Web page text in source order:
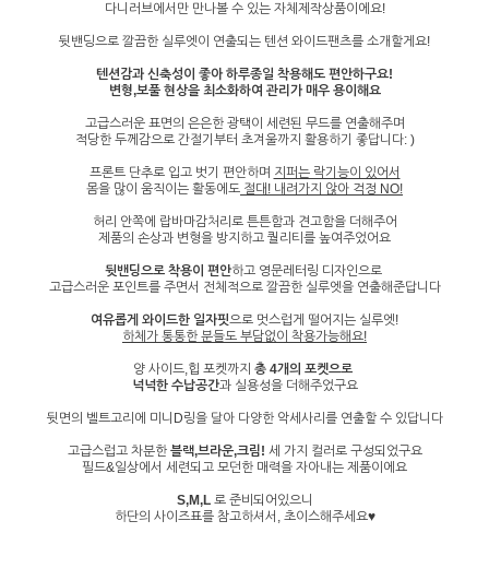
다니러브에서만 만나볼 수 있는 자체제작상품이에요!
뒷밴딩으로 깔끔한 실루엣이 연출되는 텐션 와이드팬츠를 소개할게요!
텐션감과 신축성이 좋아 하루종일 착용해도 편안하구요!
변형,보풀 현상을 최소화하여 관리가 매우 용이해요
고급스러운 표면의 은은한 광택이 세련된 무드를 연출해주며
적당한 두께감으로 간절기부터 초겨울까지 활용하기 좋답니다: )
프론트 단추로 입고 벗기 편안하며 지퍼는 락기능이 있어서
몸을 많이 움직이는 활동에도 절대! 내려가지 않아 걱정 NO!
허리 안쪽에 랍바마감처리로 튼튼함과 견고함을 더해주어
제품의 손상과 변형을 방지하고 퀄리티를 높여주었어요
뒷밴딩으로 착용이 편안하고 영문레터링 디자인으로
고급스러운 포인트를 주면서 전체적으로 깔끔한 실루엣을 연출해준답니다
여유롭게 와이드한 일자핏으로 멋스럽게 떨어지는 실루엣!
하체가 통통한 분들도 부담없이 착용가능해요!
양 사이드,힙 포켓까지 총 4개의 포켓으로
넉넉한 수납공간과 실용성을 더해주었구요
뒷면의 벨트고리에 미니D링을 달아 다양한 악세사리를 연출할 수 있답니다
고급스럽고 차분한 블랙,브라운,크림! 세 가지 컬러로 구성되었구요
필드&일상에서 세련되고 모던한 매력을 자아내는 제품이에요
S,M,L로 준비되어있으니
하단의 사이즈표를 참고하셔서, 초이스해주세요♥